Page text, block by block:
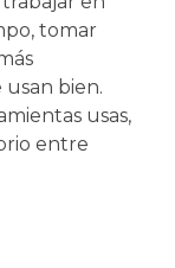
tomar
usan bien.
usas,
entre